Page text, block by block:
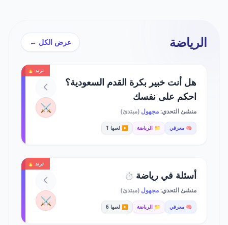
الرياضة عرض الكل ←
ترند 🔥
هل أنت خبير بكرة القدم السعودية؟
احكم على نفسك
منشئ التحدي:مجهول (مبتدئ)
🧠 معرفي 📁 الرياضة ▶️ لعبها 1
⚔️
ترند 🔥
أسئلة في رياضة ⏱️
منشئ التحدي:مجهول (مبتدئ)
🧠 معرفي 📁 الرياضة ▶️ لعبها 6 ⚔️